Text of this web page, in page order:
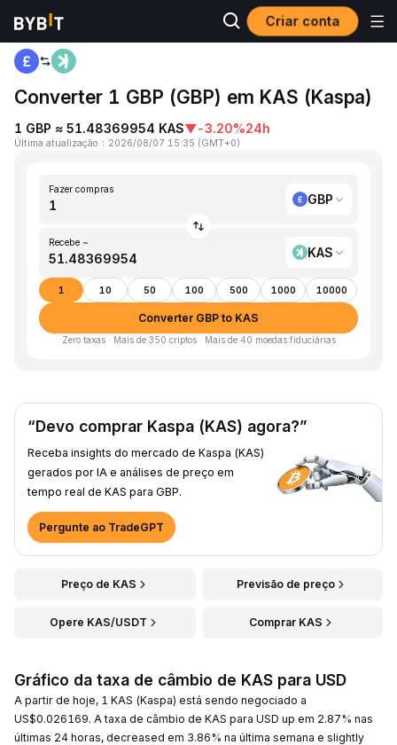
Criar conta
Página inicial
Converter 1 GBP (GBP) em KAS (Kaspa)
1 GBP ≈ 51.48369954 KAS▼-3.20%24h
Última atualização ： 2026/08/07 15:35 (GMT+0)
Fazer compras
GBP
Recebe ~
KAS
1 10 50 100 500 1000 10000
Converter GBP to KAS
Zero taxas · Mais de 350 criptos · Mais de 40 moedas fiduciárias
“Devo comprar Kaspa (KAS) agora?”
Receba insights do mercado de Kaspa (KAS)
gerados por IA e análises de preço em
tempo real de KAS para GBP.
Pergunte ao TradeGPT
Preço de KAS Previsão de preço
Opere KAS/USDT Comprar KAS
Gráfico da taxa de câmbio de KAS para USD
A partir de hoje, 1 KAS (Kaspa) está sendo negociado a
US$0.026169. A taxa de câmbio de KAS para USD up em 2.87% nas
últimas 24 horas, decreased em 3.86% na última semana e slightly